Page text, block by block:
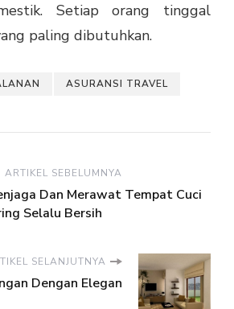
Setiap orang tinggal
paling dibutuhkan.
ASURANSI TRAVEL
ARTIKEL SEBELUMNYA
Dan Merawat Tempat Cuci
Selalu Bersih
SELANJUTNYA
Dengan Elegan